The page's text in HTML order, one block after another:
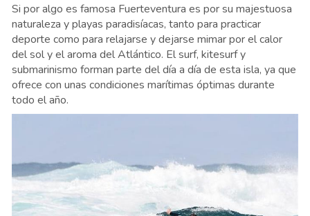
Si por algo es famosa Fuerteventura es por su majestuosa
naturaleza y playas paradisíacas, tanto para practicar
deporte como para relajarse y dejarse mimar por el calor
del sol y el aroma del Atlántico. El surf, kitesurf y
submarinismo forman parte del día a día de esta isla, ya que
ofrece con unas condiciones marítimas óptimas durante
todo el año.